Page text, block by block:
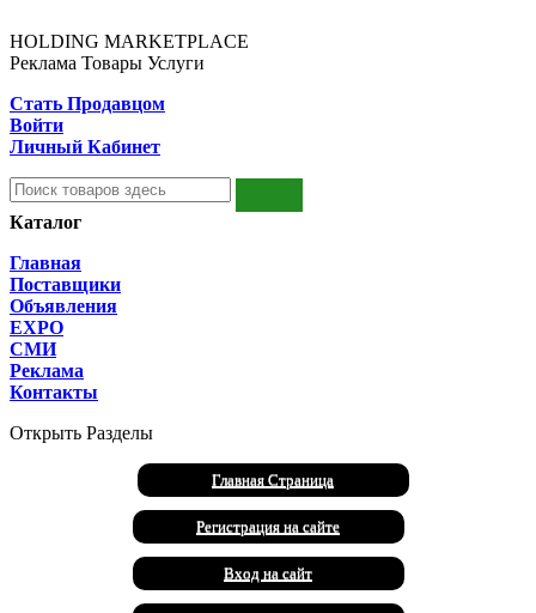
HOLDING MARKETPLACE
Реклама Товары Услуги
Стать Продавцом
Войти
Личный Кабинет
Каталог
Главная
Поставщики
Объявления
EXPO
СМИ
Реклама
Контакты
Открыть Разделы
Главная Страница
Регистрация на сайте
Вход на сайт